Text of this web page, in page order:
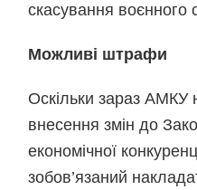
скасування воєнного
Можливі штрафи
Оскільки зараз АМКУ
внесення змін до
економічної
зобов’язаний